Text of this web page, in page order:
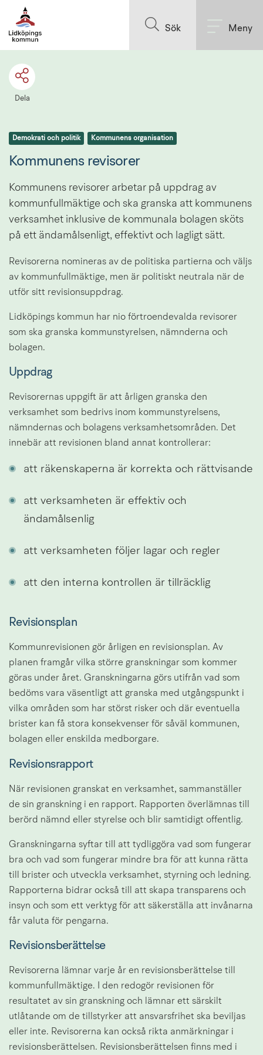
Sök Meny
Dela
Demokrati och politik Kommunens organisation
Kommunens revisorer
Kommunens revisorer arbetar på uppdrag av
kommunfullmäktige och ska granska att kommunens
verksamhet inklusive de kommunala bolagen sköts
på ett ändamålsenligt, effektivt och lagligt sätt.
Revisorerna nomineras av de politiska partierna och väljs
av kommunfullmäktige, men är politiskt neutrala när de
utför sitt revisionsuppdrag.
Lidköpings kommun har nio förtroendevalda revisorer
som ska granska kommunstyrelsen, nämnderna och
bolagen.
Uppdrag
Revisorernas uppgift är att årligen granska den
verksamhet som bedrivs inom kommunstyrelsens,
nämndernas och bolagens verksamhetsområden. Det
innebär att revisionen bland annat kontrollerar:
att räkenskaperna är korrekta och rättvisande
att verksamheten är effektiv och
ändamålsenlig
att verksamheten följer lagar och regler
att den interna kontrollen är tillräcklig
Revisionsplan
Kommunrevisionen gör årligen en revisionsplan. Av
planen framgår vilka större granskningar som kommer
göras under året. Granskningarna görs utifrån vad som
bedöms vara väsentligt att granska med utgångspunkt i
vilka områden som har störst risker och där eventuella
brister kan få stora konsekvenser för såväl kommunen,
bolagen eller enskilda medborgare.
Revisionsrapport
När revisionen granskat en verksamhet, sammanställer
de sin granskning i en rapport. Rapporten överlämnas till
berörd nämnd eller styrelse och blir samtidigt offentlig.
Granskningarna syftar till att tydliggöra vad som fungerar
bra och vad som fungerar mindre bra för att kunna rätta
till brister och utveckla verksamhet, styrning och ledning.
Rapporterna bidrar också till att skapa transparens och
insyn och som ett verktyg för att säkerställa att invånarna
får valuta för pengarna.
Revisionsberättelse
Revisorerna lämnar varje år en revisionsberättelse till
kommunfullmäktige. I den redogör revisionen för
resultatet av sin granskning och lämnar ett särskilt
utlåtande om de tillstyrker att ansvarsfrihet ska beviljas
eller inte. Revisorerna kan också rikta anmärkningar i
revisionsberättelsen. Revisionsberättelsen finns med i